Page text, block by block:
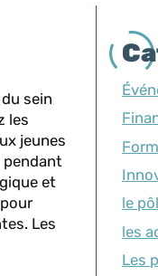
sein
les
jeunes
pendant
et
Les
le
les
Les